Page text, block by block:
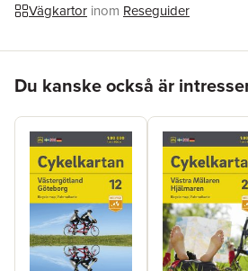
Vägkartor inom Reseguider
Du kanske också är